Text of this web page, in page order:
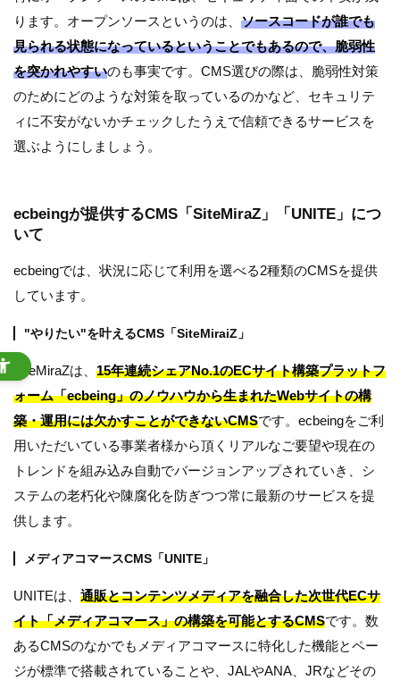
ります。オープンソースというのは、 ソースコードが誰でも
見られる状態になっているということでもあるので、脆弱性
を突かれやすいのも事実です。CMS選びの際は、脆弱性対策
のためにどのような対策を取っているのかなど、セキュリテ
ィに不安がないかチェックしたうえで信頼できるサービスを
選ぶようにしましょう。
ecbeingが提供するCMS「SiteMiraZ」「UNITE」につ
いて
ecbeingでは、状況に応じて利用を選べる2種類のCMSを提供
しています。
"やりたい"を叶えるCMS「SiteMiraiZ」
SiteMiraZは、 15年連続シェアNo.1のECサイト構築プラットフ
ォーム「ecbeing」のノウハウから生まれたWebサイトの構
築・運用には欠かすことができないCMSです。ecbeingをご利
用いただいている事業者様から頂くリアルなご要望や現在の
トレンドを組み込み自動でバージョンアップされていき、シ
ステムの老朽化や陳腐化を防ぎつつ常に最新のサービスを提
供します。
メディアコマースCMS「UNITE」
UNITEは、 通販とコンテンツメディアを融合した次世代ECサ
イト「メディアコマース」の構築を可能とするCMSです。数
あるCMSのなかでもメディアコマースに特化した機能とペー
ジが標準で搭載されていることや、JALやANA、JRなどその